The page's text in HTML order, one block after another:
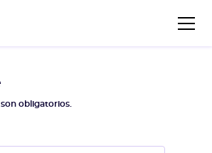
obligatorios.